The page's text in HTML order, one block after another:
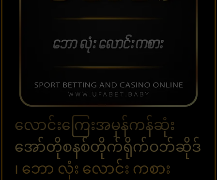
လောင်းကြေးအမှန်ကန်ဆုံး
အော်တိုစနစ်တိုက်ရိုက်ဝဘ်ဆိုဒ်
၊ ဘော လုံး လောင်း ကစား